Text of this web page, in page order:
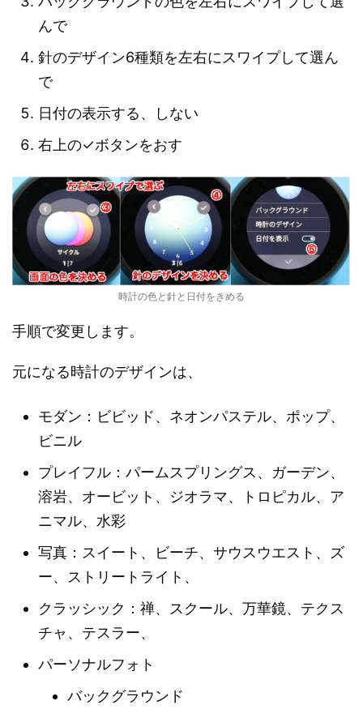
んで
針のデザイン6種類を左右にスワイプして選ん
で
日付の表示する、しない
右上の✓ボタンをおす
時計の色と針と日付をきめる
手順で変更します。
元になる時計のデザインは、
モダン：ビビッド、ネオンパステル、ポップ、
ビニル
プレイフル：パームスプリングス、ガーデン、
溶岩、オービット、ジオラマ、トロピカル、ア
ニマル、水彩
写真：スイート、ビーチ、サウスウエスト、ズ
ー、ストリートライト、
クラッシック：禅、スクール、万華鏡、テクス
チャ、テスラー、
パーソナルフォト
バックグラウンド